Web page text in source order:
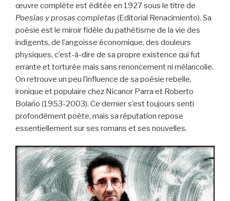
œuvre complète est éditée en 1927 sous le titre de
Poesías y prosas completas (Editorial Renacimiento). Sa
poésie est le miroir fidèle du pathétisme de la vie des
indigents, de l’angoisse économique, des douleurs
physiques, c’est-à-dire de sa propre existence qui fut
errante et torturée mais sans renoncement ni mélancolie.
On retrouve un peu l’influence de sa poésie rebelle,
ironique et populaire chez Nicanor Parra et Roberto
Bolaño (1953-2003). Ce dernier s’est toujours senti
profondément poète, mais sa réputation repose
essentiellement sur ses romans et ses nouvelles.